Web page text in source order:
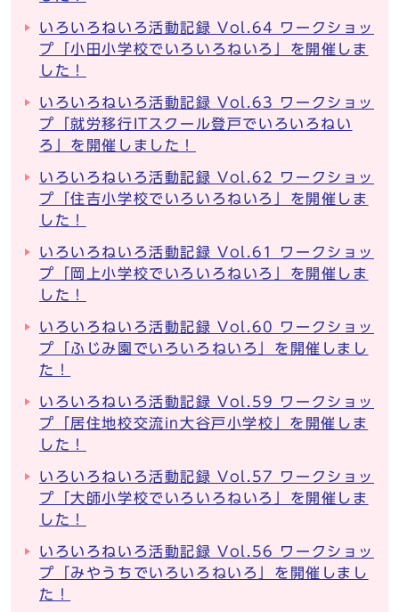
いろいろねいろ活動記録 Vol.64 ワークショッ
プ「小田小学校でいろいろねいろ」を開催しま
した！
いろいろねいろ活動記録 Vol.63 ワークショッ
プ「就労移行ITスクール登戸でいろいろねい
ろ」を開催しました！
いろいろねいろ活動記録 Vol.62 ワークショッ
プ「住吉小学校でいろいろねいろ」を開催しま
した！
いろいろねいろ活動記録 Vol.61 ワークショッ
プ「岡上小学校でいろいろねいろ」を開催しま
した！
いろいろねいろ活動記録 Vol.60 ワークショッ
プ「ふじみ園でいろいろねいろ」を開催しまし
た！
いろいろねいろ活動記録 Vol.59 ワークショッ
プ「居住地校交流in大谷戸小学校」を開催しま
した！
いろいろねいろ活動記録 Vol.57 ワークショッ
プ「大師小学校でいろいろねいろ」を開催しま
した！
いろいろねいろ活動記録 Vol.56 ワークショッ
プ「みやうちでいろいろねいろ」を開催しまし
た！